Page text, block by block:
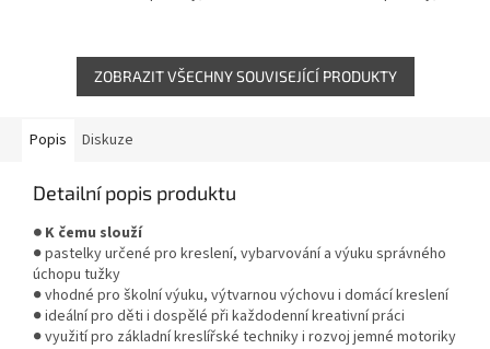
ZOBRAZIT VŠECHNY SOUVISEJÍCÍ PRODUKTY
Popis Diskuze
Detailní popis produktu
● K čemu slouží
● pastelky určené pro kreslení, vybarvování a výuku správného
úchopu tužky
● vhodné pro školní výuku, výtvarnou výchovu i domácí kreslení
● ideální pro děti i dospělé při každodenní kreativní práci
● využití pro základní kreslířské techniky i rozvoj jemné motoriky